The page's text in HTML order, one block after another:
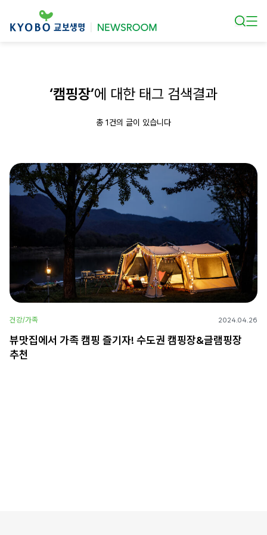
‘캠핑장’에 대한 태그 검색결과
총 1건의 글이 있습니다
건강/가족 2024.04.26
뷰맛집에서 가족 캠핑 즐기자! 수도권 캠핑장&글램핑장
추천